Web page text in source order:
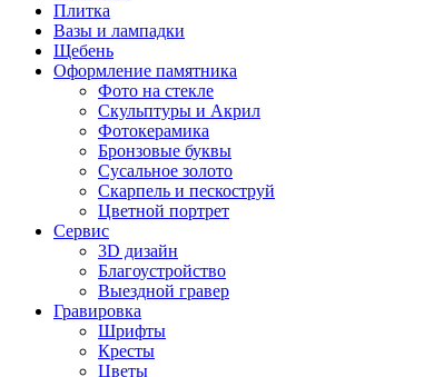
Плитка
Вазы и лампадки
Щебень
Оформление памятника
Фото на стекле
Скульптуры и Акрил
Фотокерамика
Бронзовые буквы
Сусальное золото
Скарпель и пескоструй
Цветной портрет
Сервис
3D дизайн
Благоустройство
Выездной гравер
Гравировка
Шрифты
Кресты
Цветы